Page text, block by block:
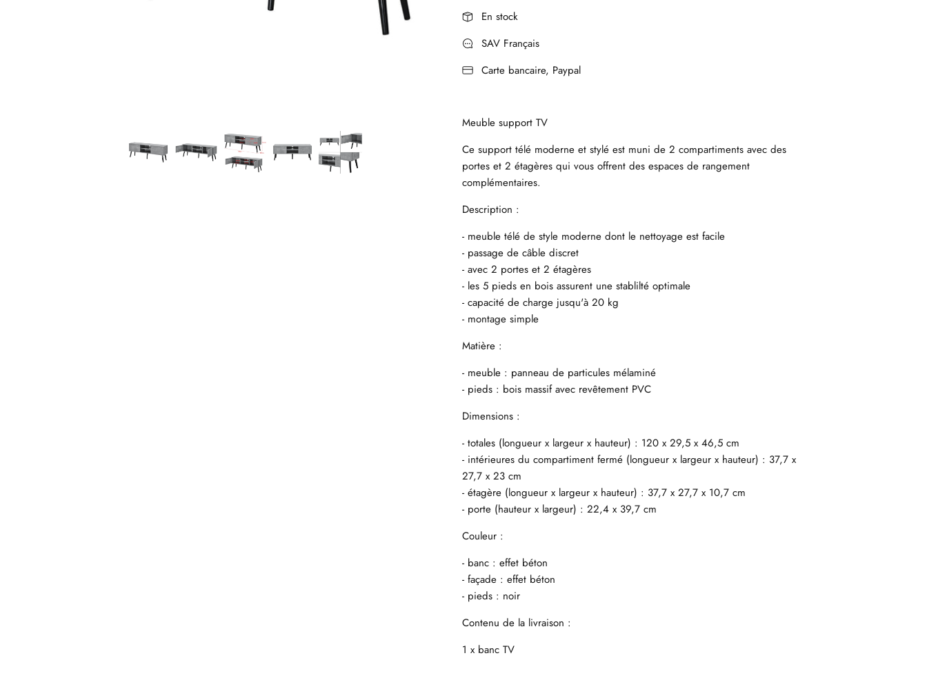
En stock
SAV Français
Carte bancaire, Paypal
Meuble support TV
Ce support télé moderne et stylé est muni de 2 compartiments avec des
portes et 2 étagères qui vous offrent des espaces de rangement
complémentaires.
Description :
- meuble télé de style moderne dont le nettoyage est facile
- passage de câble discret
- avec 2 portes et 2 étagères
- les 5 pieds en bois assurent une stablilté optimale
- capacité de charge jusqu'à 20 kg
- montage simple
Matière :
- meuble : panneau de particules mélaminé
- pieds : bois massif avec revêtement PVC
Dimensions :
- totales (longueur x largeur x hauteur) : 120 x 29,5 x 46,5 cm
- intérieures du compartiment fermé (longueur x largeur x hauteur) : 37,7 x
27,7 x 23 cm
- étagère (longueur x largeur x hauteur) : 37,7 x 27,7 x 10,7 cm
- porte (hauteur x largeur) : 22,4 x 39,7 cm
Couleur :
- banc : effet béton
- façade : effet béton
- pieds : noir
Contenu de la livraison :
1 x banc TV